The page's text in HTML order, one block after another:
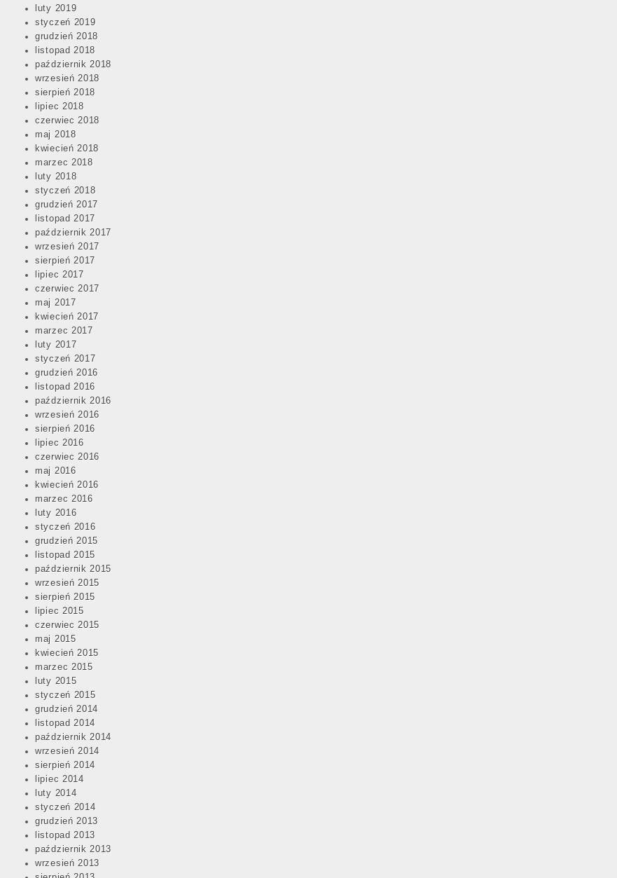
luty 2019
styczeń 2019
grudzień 2018
listopad 2018
październik 2018
wrzesień 2018
sierpień 2018
lipiec 2018
czerwiec 2018
maj 2018
kwiecień 2018
marzec 2018
luty 2018
styczeń 2018
grudzień 2017
listopad 2017
październik 2017
wrzesień 2017
sierpień 2017
lipiec 2017
czerwiec 2017
maj 2017
kwiecień 2017
marzec 2017
luty 2017
styczeń 2017
grudzień 2016
listopad 2016
październik 2016
wrzesień 2016
sierpień 2016
lipiec 2016
czerwiec 2016
maj 2016
kwiecień 2016
marzec 2016
luty 2016
styczeń 2016
grudzień 2015
listopad 2015
październik 2015
wrzesień 2015
sierpień 2015
lipiec 2015
czerwiec 2015
maj 2015
kwiecień 2015
marzec 2015
luty 2015
styczeń 2015
grudzień 2014
listopad 2014
październik 2014
wrzesień 2014
sierpień 2014
lipiec 2014
luty 2014
styczeń 2014
grudzień 2013
listopad 2013
październik 2013
wrzesień 2013